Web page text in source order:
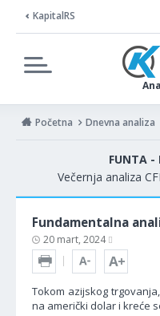
KapitalRS
Početna Dnevna analiza
FUNTA -
Večernja analiza
Fundamentalna
20 mart, 2024
Tokom azijskog
na američki dolar i kreće